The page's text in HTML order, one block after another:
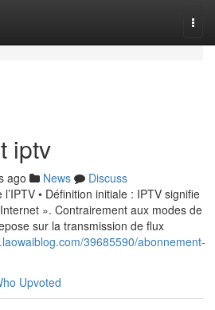
iptv
ago News
Discuss
• Définition initiale : IPTV signifie
». Contrairement aux modes de
sur la transmission de flux
39685590/abonnement-
Upvoted